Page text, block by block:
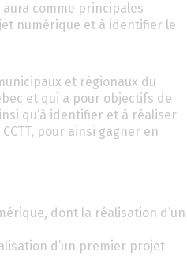
comme principales
numérique et à identifier le
et régionaux du
et qui a pour objectifs de
qu’à identifier et à réaliser
pour ainsi gagner en
dont la réalisation d’un
d’un premier projet